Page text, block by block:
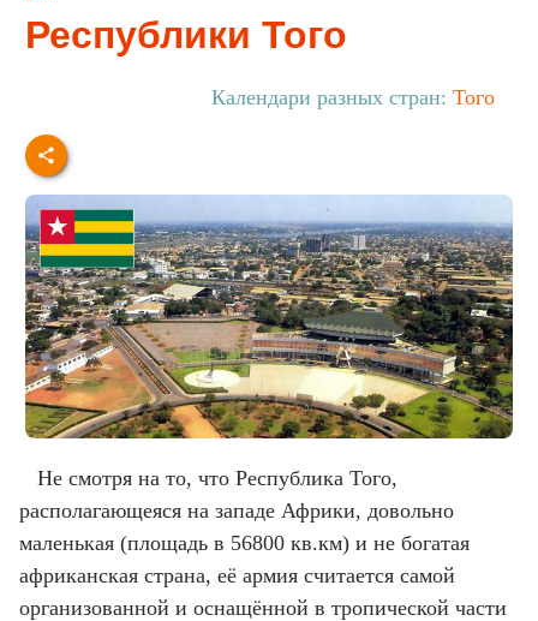
Республики Того
Календари разных стран: Того
Не смотря на то, что Республика Того,
располагающеяся на западе Африки, довольно
маленькая (площадь в 56800 кв.км) и не богатая
африканская страна, её армия считается самой
организованной и оснащённой в тропической части